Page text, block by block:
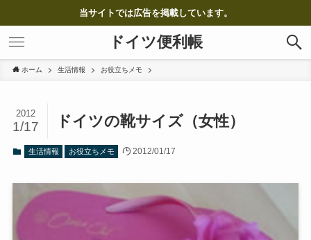
当サイトでは広告を掲載しています。
ドイツ便利帳
ホーム 生活情報 お役立ちメモ
ドイツの靴サイズ（女性）
2012
1/17
生活情報 お役立ちメモ 2012/01/17